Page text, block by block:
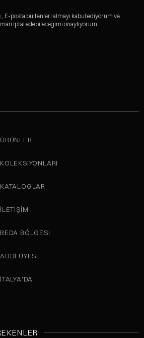
, E-posta bültenleri almayı kabul ediyorum ve
iptal edebileceğimi onaylıyorum.
ÜRÜNLER
KOLEKSIYONLARI
KATALOGLAR
İLETIŞIM
BEDA BÖLGESI.
ADDI ÜYESI
İTALYA'DA